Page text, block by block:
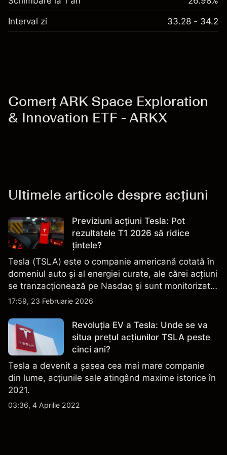
Interval zi 33.28 - 34.2
Comerț ARK Space Exploration
& Innovation ETF - ARKX
Ultimele articole despre acțiuni
Previziuni acțiuni Tesla: Pot
rezultatele T1 2026 să ridice
țintele?
Tesla (TSLA) este o companie americană cotată în
domeniul auto și al energiei curate, ale cărei acțiuni
se tranzacționează pe Nasdaq și sunt monitorizate
îndeaproape pentru performanța financiară, datele
17:59, 23 Februarie 2026
Revoluția EV a Tesla: Unde se va
situa prețul acțiunilor TSLA peste
cinci ani?
Tesla a devenit a șasea cea mai mare companie
din lume, acțiunile sale atingând maxime istorice în
2021.
03:36, 4 Aprilie 2022